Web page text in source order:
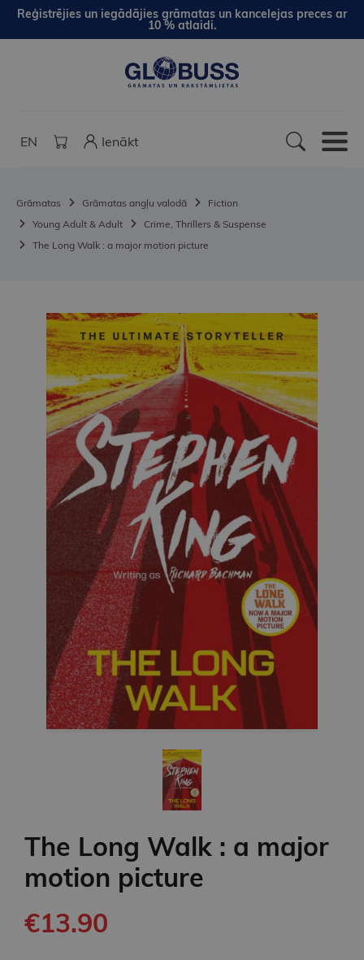
Reģistrējies un iegādājies grāmatas un kancelejas preces ar
10 % atlaidi.
EN Ienākt
Grāmatas Grāmatas angļu valodā
Fiction
Young Adult & Adult
Crime, Thrillers & Suspense
The Long Walk : a major motion picture
The Long Walk : a major
motion picture
€13.90